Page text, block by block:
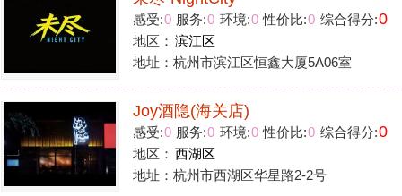
玖玖酒吧
0 服务: 0 环境:0性价比:
地区：临安区
15 1 2 >
花铺子 | 免责声明